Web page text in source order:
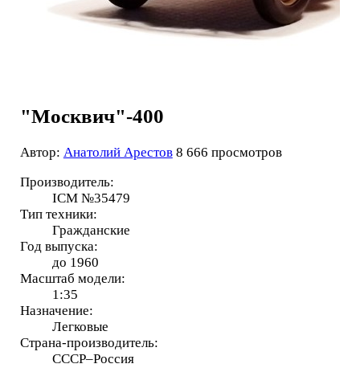
"Москвич"-400
Автор: Анатолий Арестов 8 666 просмотров
Производитель:
ICM №35479
Тип техники:
Гражданские
Год выпуска:
до 1960
Масштаб модели:
1:35
Назначение:
Легковые
Страна-производитель:
СССР–Россия